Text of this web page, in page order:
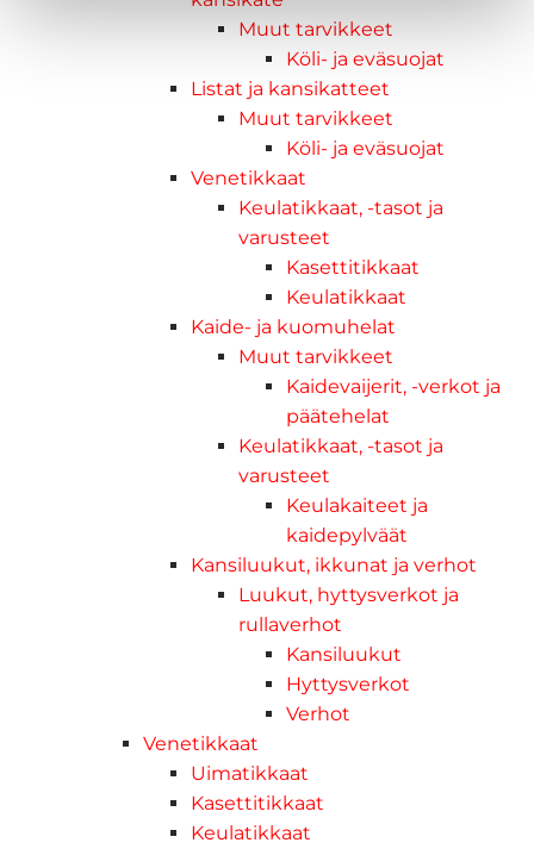
Muut tarvikkeet
Köli- ja eväsuojat
Listat ja kansikatteet
Muut tarvikkeet
Köli- ja eväsuojat
Venetikkaat
Keulatikkaat, -tasot ja
varusteet
Kasettitikkaat
Keulatikkaat
Kaide- ja kuomuhelat
Muut tarvikkeet
Kaidevaijerit, -verkot ja
päätehelat
Keulatikkaat, -tasot ja
varusteet
Keulakaiteet ja
kaidepylväät
Kansiluukut, ikkunat ja verhot
Luukut, hyttysverkot ja
rullaverhot
Kansiluukut
Hyttysverkot
Verhot
Venetikkaat
Uimatikkaat
Kasettitikkaat
Keulatikkaat